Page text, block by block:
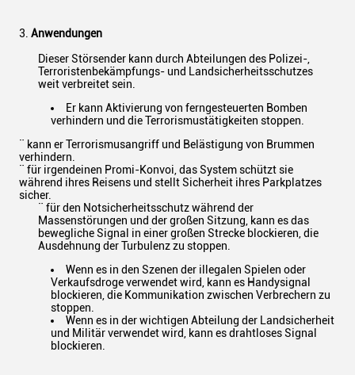
3. Anwendungen
Dieser Störsender kann durch Abteilungen des Polizei-,
Terroristenbekämpfungs- und Landsicherheitsschutzes
weit verbreitet sein.
Er kann Aktivierung von ferngesteuerten Bomben
verhindern und die Terrorismustätigkeiten stoppen.
¨ kann er Terrorismusangriff und Belästigung von Brummen
verhindern.
¨ für irgendeinen Promi-Konvoi, das System schützt sie
während ihres Reisens und stellt Sicherheit ihres Parkplatzes
sicher.
¨ für den Notsicherheitsschutz während der
Massenstörungen und der großen Sitzung, kann es das
bewegliche Signal in einer großen Strecke blockieren, die
Ausdehnung der Turbulenz zu stoppen.
Wenn es in den Szenen der illegalen Spielen oder
Verkaufsdroge verwendet wird, kann es Handysignal
blockieren, die Kommunikation zwischen Verbrechern zu
stoppen.
Wenn es in der wichtigen Abteilung der Landsicherheit
und Militär verwendet wird, kann es drahtloses Signal
blockieren.